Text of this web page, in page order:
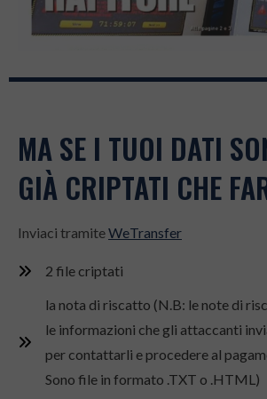
MA SE I TUOI DATI
GIÀ CRIPTATI CHE
Inviaci tramiteWeTransfer
2 file criptati
la nota di riscatto (N.B: le note di
le informazioni che gli attaccanti
per contattarli e procedere al
Sono file in formato .TXT o .HTML)